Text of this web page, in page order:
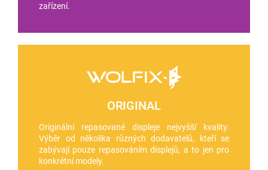
zařízení.
ORIGINAL
Originální repasované displeje nejvyšší kvality.
Výběr od několika různých dodavatelů, kteří se
zabývají pouze repasováním displejů, a to jen pro
konkrétní modely.